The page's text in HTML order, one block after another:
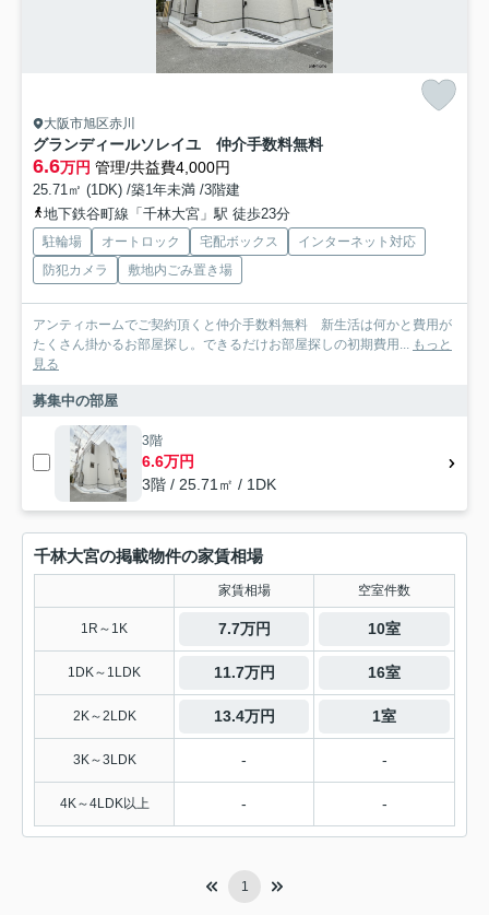
大阪市旭区赤川
グランディールソレイユ 仲介手数料無料
6.6万円 管理/共益費4,000円
25.71㎡ (1DK) /築1年未満 /3階建
地下鉄谷町線「千林大宮」駅 徒歩23分
駐輪場 オートロック 宅配ボックス
インターネット対応
防犯カメラ
敷地内ごみ置き場
アンティホームでご契約頂くと仲介手数料無料 新生活は何かと費用が
たくさん掛かるお部屋探し。できるだけお部屋探しの初期費用... もっと
見る
募集中の部屋
3階
6.6万円
3階 / 25.71㎡ / 1DK
千林大宮の掲載物件の家賃相場
家賃相場 空室件数
1R～1K 7.7万円 10室
1DK～1LDK 11.7万円 16室
2K～2LDK 13.4万円 1室
3K～3LDK - -
4K～4LDK以上 - -
1